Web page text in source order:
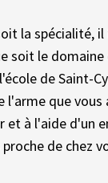
la spécialité,
soit le
de Saint-
que vous
à l'aide d'un
de chez